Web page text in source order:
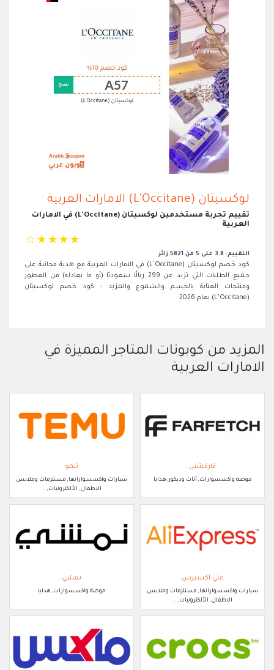
لوكسيتان (L'Occitane) الامارات العربية
تقييم تجربة مستخدمين لوكسيتان (L'Occitane) في الامارات
العربية
☆ ☆ ☆ ☆ ☆
التقييم: 3.8 على 5 من 5821 زائر
كود خصم لوكسيتان (L'Occitane) في الامارات العربية مع هدية مجانية على
جميع الطلبات التي تزيد عن 299 ريالًا سعوديًا (أو ما يعادله) من العطور
ومنتجات العناية بالجسم والشموع والمزيد - كود خصم لوكسيتان
(L'Occitane) بعام 2026
المزيد من كوبونات المتاجر المميزة في
الامارات العربية
فارفيتش
موضة واكسسوارات, أثاث وديكور, هدايا
تيمو
سيارات واكسسواراتها, مستلزمات وملابس
الاطفال, الألكترونيات, ..
علي اكسبرس
سيارات واكسسواراتها, مستلزمات وملابس
الاطفال, الألكترونيات, ..
نمشي
موضة واكسسوارات, هدايا